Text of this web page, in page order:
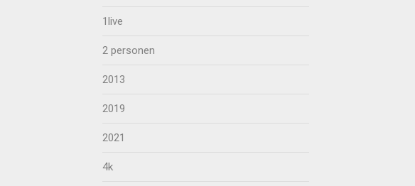
1live
2 personen
2013
2019
2021
4k